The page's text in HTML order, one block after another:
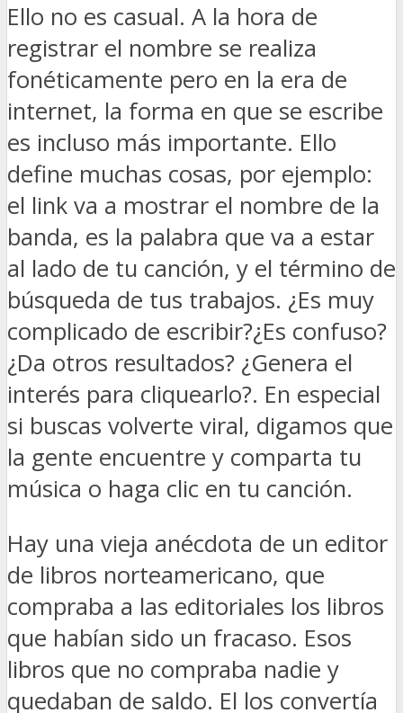
Ello no es casual. A la hora de
registrar el nombre se realiza
fonéticamente pero en la era de
internet, la forma en que se escribe
es incluso más importante. Ello
define muchas cosas, por ejemplo:
el link va a mostrar el nombre de la
banda, es la palabra que va a estar
al lado de tu canción, y el término de
búsqueda de tus trabajos. ¿Es muy
complicado de escribir?¿Es confuso?
¿Da otros resultados? ¿Genera el
interés para cliquearlo?. En especial
si buscas volverte viral, digamos que
la gente encuentre y comparta tu
música o haga clic en tu canción.
Hay una vieja anécdota de un editor
de libros norteamericano, que
compraba a las editoriales los libros
que habían sido un fracaso. Esos
libros que no compraba nadie y
quedaban de saldo. El los convertía